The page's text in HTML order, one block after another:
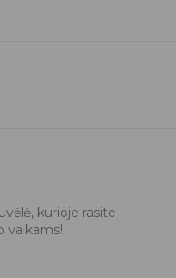
kurioje rasite
vaikams!